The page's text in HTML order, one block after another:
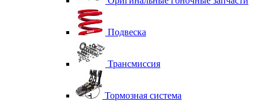
Подвеска
Трансмиссия
Тормозная система